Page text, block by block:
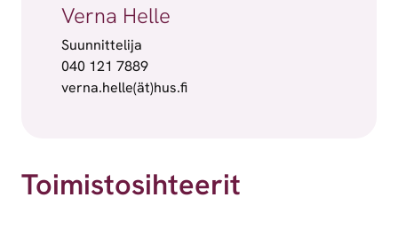
Verna Helle
Suunnittelija
040 121 7889
verna.helle(ät)hus.fi
Toimistosihteerit